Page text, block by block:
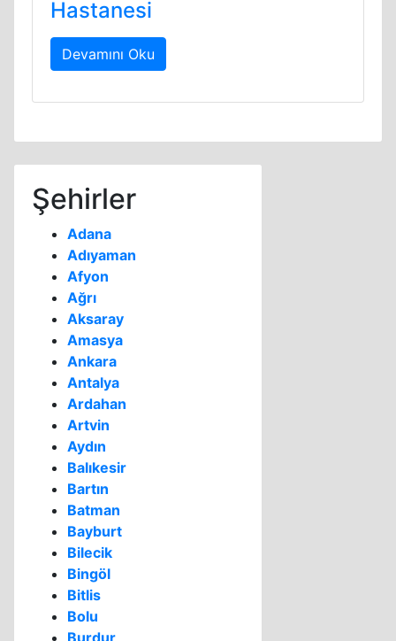
Hastanesi
Devamını Oku
Şehirler
Adana
Adıyaman
Afyon
Ağrı
Aksaray
Amasya
Ankara
Antalya
Ardahan
Artvin
Aydın
Balıkesir
Bartın
Batman
Bayburt
Bilecik
Bingöl
Bitlis
Bolu
Burdur